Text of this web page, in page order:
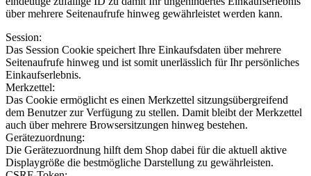
über mehrere Seitenaufrufe hinweg gewährleistet werden kann.
Session:
Das Session Cookie speichert Ihre Einkaufsdaten über mehrere
Seitenaufrufe hinweg und ist somit unerlässlich für Ihr persönliches
Einkaufserlebnis.
Merkzettel:
Das Cookie ermöglicht es einen Merkzettel sitzungsübergreifend
dem Benutzer zur Verfügung zu stellen. Damit bleibt der Merkzettel
auch über mehrere Browsersitzungen hinweg bestehen.
Gerätezuordnung:
Die Gerätezuordnung hilft dem Shop dabei für die aktuell aktive
Displaygröße die bestmögliche Darstellung zu gewährleisten.